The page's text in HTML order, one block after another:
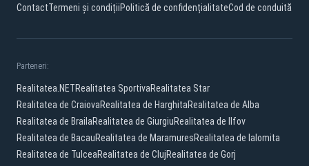
ContactTermeni și condițiiPolitică de confidențialitateCod de conduită
Parteneri:
Realitatea.NETRealitatea SportivaRealitatea Star
Realitatea de CraiovaRealitatea de HarghitaRealitatea de Alba
Realitatea de BrailaRealitatea de GiurgiuRealitatea de Ilfov
Realitatea de BacauRealitatea de MaramuresRealitatea de Ialomita
Realitatea de TulceaRealitatea de ClujRealitatea de Gorj